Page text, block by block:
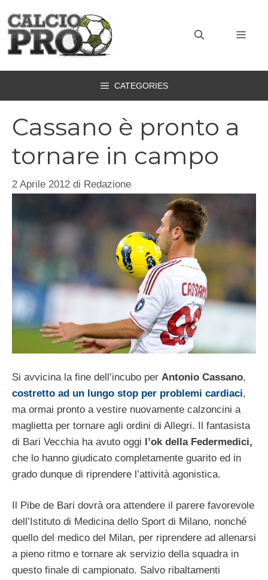
contenuto
CATEGORIES
Cassano è pronto a
tornare in campo
2 Aprile 2012 di Redazione
Si avvicina la fine dell’incubo per Antonio Cassano,
costretto ad un lungo stop per problemi cardiaci,
ma ormai pronto a vestire nuovamente calzoncini a
maglietta per tornare agli ordini di Allegri. Il fantasista
di Bari Vecchia ha avuto oggi l’ok della Federmedici,
che lo hanno giudicato completamente guarito ed in
grado dunque di riprendere l’attività agonistica.
Il Pibe de Bari dovrà ora attendere il parere favorevole
dell’Istituto di Medicina dello Sport di Milano, nonché
quello del medico del Milan, per riprendere ad allenarsi
a pieno ritmo e tornare ak servizio della squadra in
questo finale di campionato. Salvo ribaltamenti